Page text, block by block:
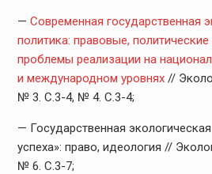
— Современная государственная
политика: правовые,
проблемы реализации на
и международном уровнях//
№ 3. С.3-4, № 4. С.3-4;
— Государственная
успеха»: право, идеология //
№ 6. С.3-7;